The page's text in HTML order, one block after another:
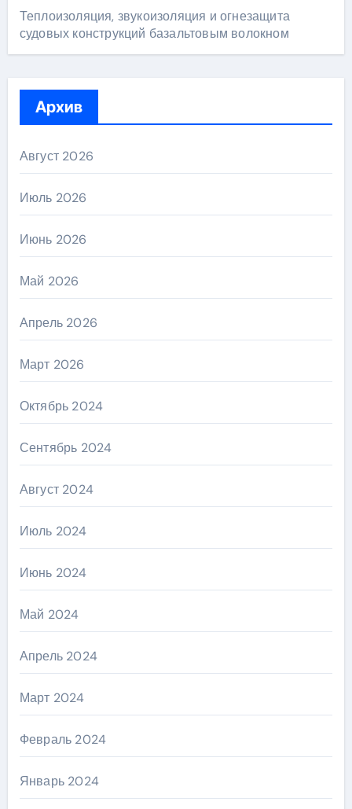
Теплоизоляция, звукоизоляция и огнезащита
судовых конструкций базальтовым волокном
Архив
Август 2026
Июль 2026
Июнь 2026
Май 2026
Апрель 2026
Март 2026
Октябрь 2024
Сентябрь 2024
Август 2024
Июль 2024
Июнь 2024
Май 2024
Апрель 2024
Март 2024
Февраль 2024
Январь 2024